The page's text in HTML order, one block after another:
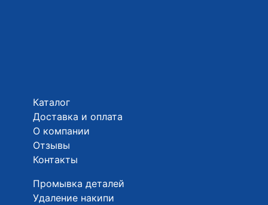
Каталог
Доставка и оплата
О компании
Отзывы
Контакты
Промывка деталей
Удаление накипи